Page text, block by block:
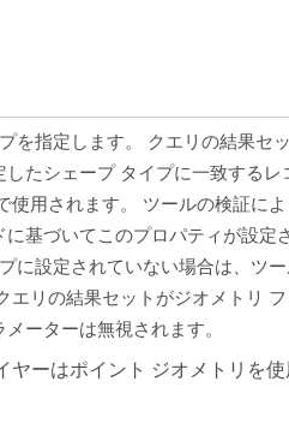
を指定します。 クエリの結果セ
たシェープ タイプに一致するレ
使用されます。 ツールの検証によ
基づいてこのプロパティが設定
に設定されていない場合は、ツ
エリの結果セットがジオメトリ
ーターは無視されます。
ヤーはポイント ジオメトリを